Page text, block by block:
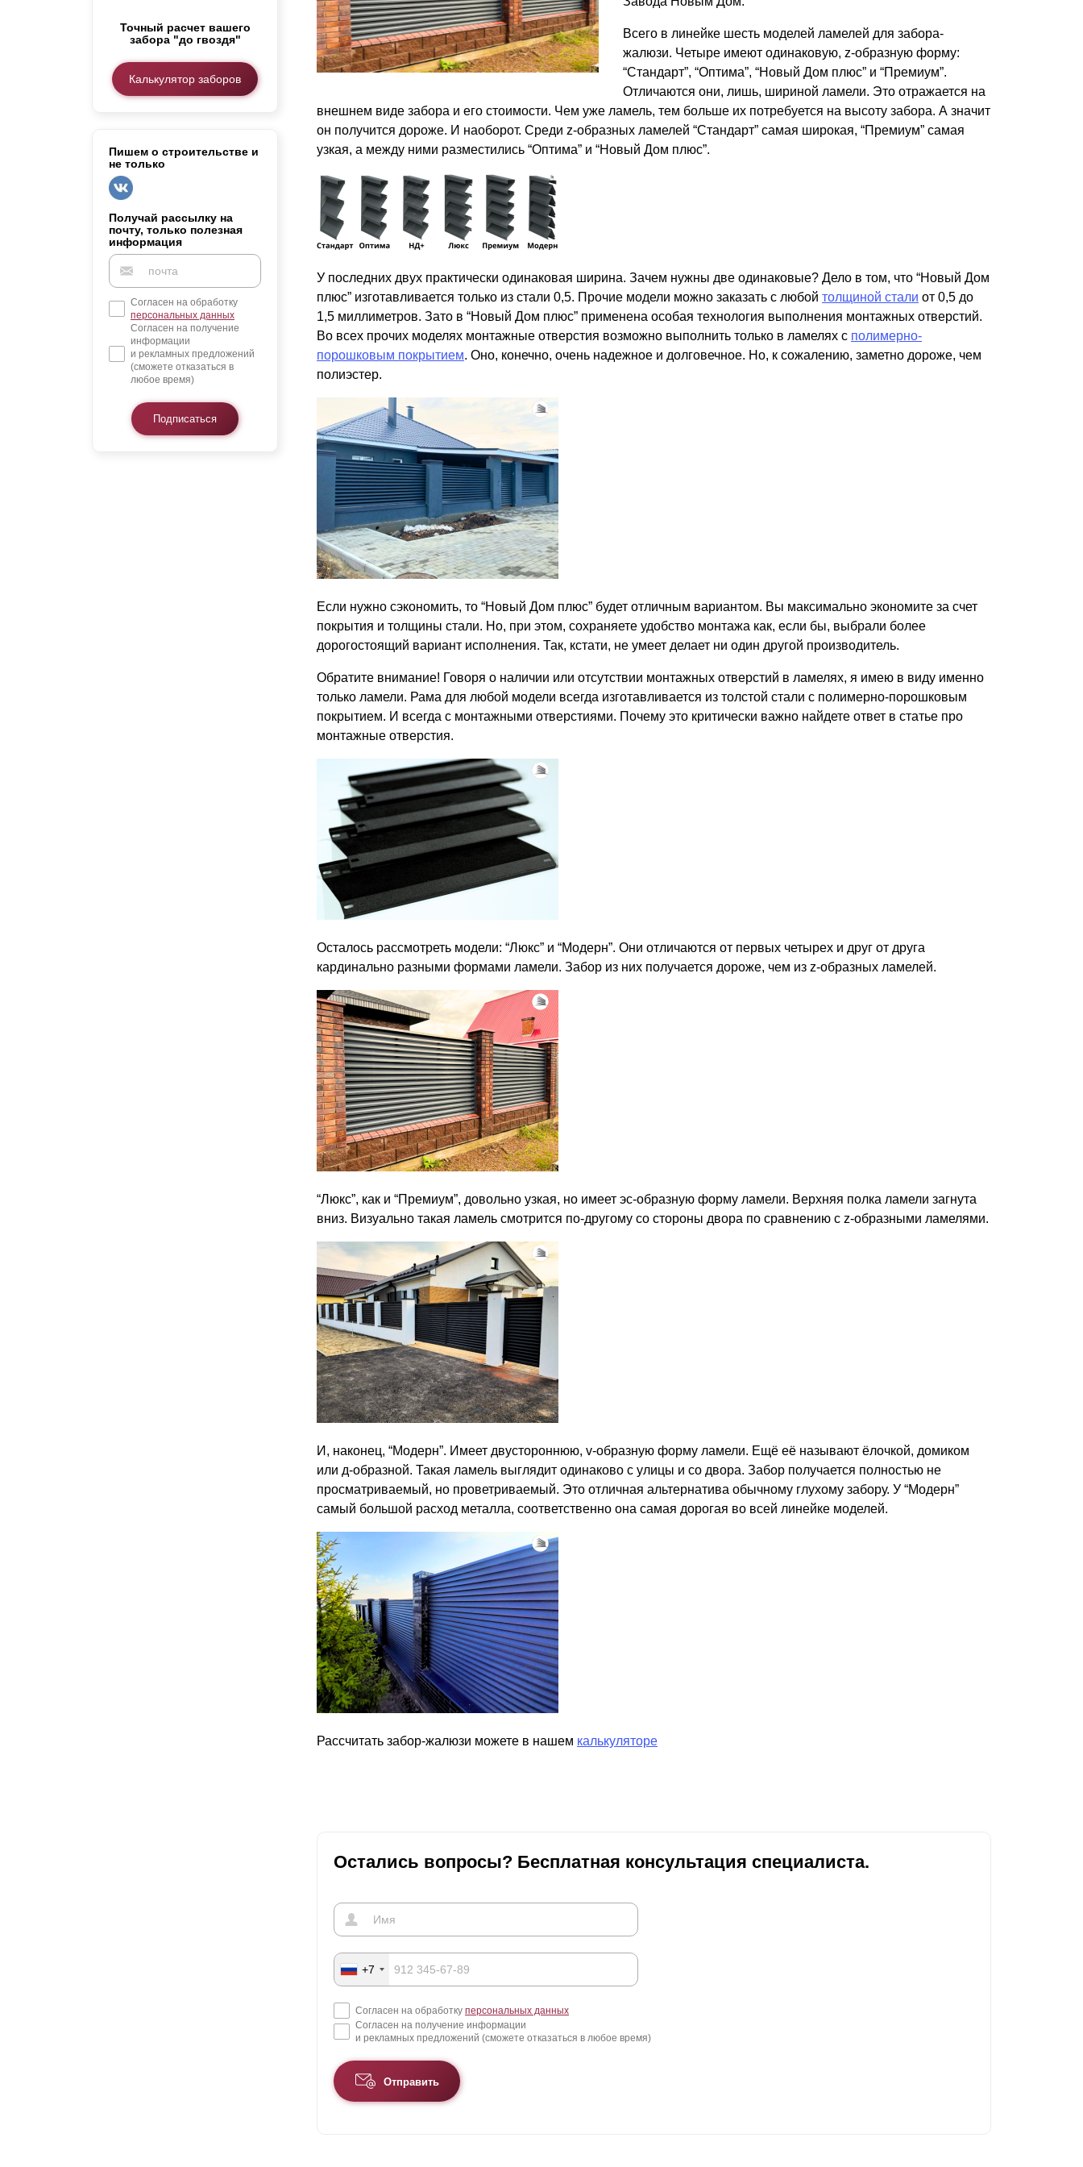
Элитные заборы для коттеджей
Забор на участок 10 соток
Заборы и ограждения для дома
Горизонтальные заборы
Высокие заборы
Красивые, дизайнерские заборы
ВЫБОР ПО СПОСОБУ МОНТАЖА
Готовые заборы
Комплекты заборов-лего "сделай сам"
Быстровозводимые заборы
Входные группы
Ворота складные гармошка
ВСЕ ДЛЯ ЗАБОРА
Точный расчет вашего
забора "до гвоздя"
Калькулятор заборов
Пишем о строительстве и
не только
Получай рассылку на
почту, только полезная
информация
Согласен на обработку
персональных данных
Согласен на получение
информации
и рекламных предложений
(сможете отказаться в
любое время)
Подписаться
Всего в линейке шесть моделей ламелей для забора-
жалюзи. Четыре имеют одинаковую, z-образную форму:
“Стандарт”, “Оптима”, “Новый Дом плюс” и “Премиум”.
Отличаются они, лишь, шириной ламели. Это отражается на
внешнем виде забора и его стоимости. Чем уже ламель, тем больше их потребуется на высоту забора. А значит
он получится дороже. И наоборот. Среди z-образных ламелей “Стандарт” самая широкая, “Премиум” самая
узкая, а между ними разместились “Оптима” и “Новый Дом плюс”.
У последних двух практически одинаковая ширина. Зачем нужны две одинаковые? Дело в том, что “Новый Дом
плюс” изготавливается только из стали 0,5. Прочие модели можно заказать с любой толщиной стали от 0,5 до
1,5 миллиметров. Зато в “Новый Дом плюс” применена особая технология выполнения монтажных отверстий.
Во всех прочих моделях монтажные отверстия возможно выполнить только в ламелях с полимерно-
порошковым покрытием. Оно, конечно, очень надежное и долговечное. Но, к сожалению, заметно дороже, чем
полиэстер.
Если нужно сэкономить, то “Новый Дом плюс” будет отличным вариантом. Вы максимально экономите за счет
покрытия и толщины стали. Но, при этом, сохраняете удобство монтажа как, если бы, выбрали более
дорогостоящий вариант исполнения. Так, кстати, не умеет делает ни один другой производитель.
Обратите внимание! Говоря о наличии или отсутствии монтажных отверстий в ламелях, я имею в виду именно
только ламели. Рама для любой модели всегда изготавливается из толстой стали с полимерно-порошковым
покрытием. И всегда с монтажными отверстиями. Почему это критически важно найдете ответ в статье про
монтажные отверстия.
Осталось рассмотреть модели: “Люкс” и “Модерн”. Они отличаются от первых четырех и друг от друга
кардинально разными формами ламели. Забор из них получается дороже, чем из z-образных ламелей.
“Люкс”, как и “Премиум”, довольно узкая, но имеет эс-образную форму ламели. Верхняя полка ламели загнута
вниз. Визуально такая ламель смотрится по-другому со стороны двора по сравнению с z-образными ламелями.
И, наконец, “Модерн”. Имеет двустороннюю, v-образную форму ламели. Ещё её называют ёлочкой, домиком
или д-образной. Такая ламель выглядит одинаково с улицы и со двора. Забор получается полностью не
просматриваемый, но проветриваемый. Это отличная альтернатива обычному глухому забору. У “Модерн”
самый большой расход металла, соответственно она самая дорогая во всей линейке моделей.
Рассчитать забор-жалюзи можете в нашем калькуляторе
Остались вопросы? Бесплатная консультация специалиста.
+7
Согласен на обработку персональных данных
Согласен на получение информации
и рекламных предложений (сможете отказаться в любое время)
Отправить